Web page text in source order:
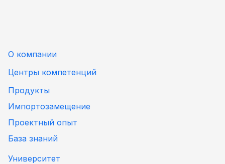
О компании
Центры компетенций
Продукты
Импортозамещение
Проектный опыт
База знаний
Университет